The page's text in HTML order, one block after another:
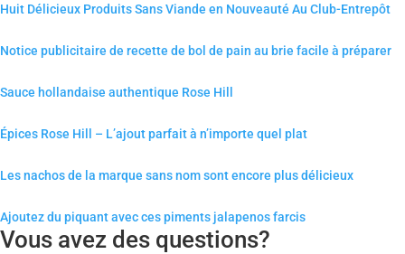
Huit Délicieux Produits Sans Viande en Nouveauté Au Club-Entrepôt
Notice publicitaire de recette de bol de pain au brie facile à préparer
Sauce hollandaise authentique Rose Hill
Épices Rose Hill – L’ajout parfait à n’importe quel plat
Les nachos de la marque sans nom sont encore plus délicieux
Ajoutez du piquant avec ces piments jalapenos farcis
Vous avez des questions?